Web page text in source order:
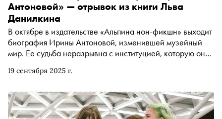
19 сентября 2025 г.
Антоновой» — отрывок из книги Льва
Данилкина
В октябре в издательстве «Альпина нон-фикшн» выходит
биография Ирины Антоновой, изменившей музейный
мир. Ее судьба неразрывна с институцией, которую она
изобразительных искусств имени Пушкина. «Сноб»